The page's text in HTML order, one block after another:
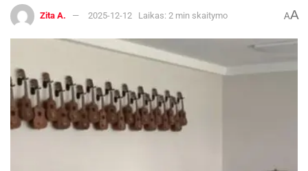
Zita A. 2025-12-12 Laikas: 2 min skaitymo AA